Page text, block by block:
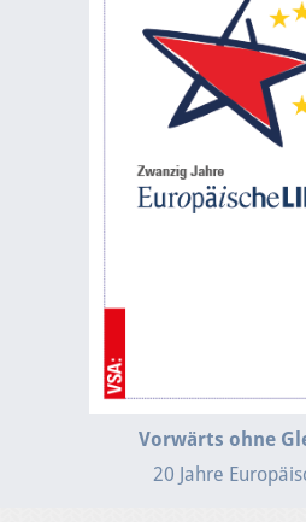
Vorwärts ohne
20 Jahre